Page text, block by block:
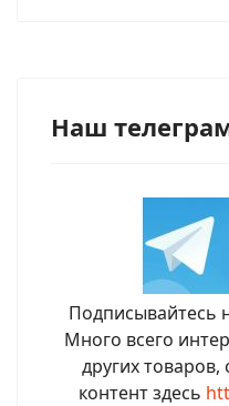
Наш
Подписывайтесь
Много всего
других товаров,
контент здесь